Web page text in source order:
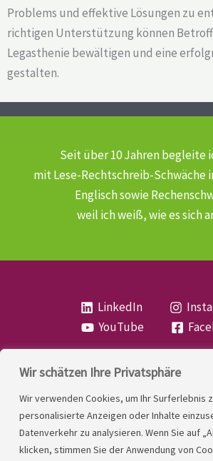
Wir schätzen Ihre Privatsphäre
Wir verwenden Cookies, um Ihr Surferlebnis
personalisierte Anzeigen oder Inhalte
Datenverkehr zu analysieren. Wenn Sie auf
klicken, stimmen Sie der Anwendung von
Problems und effektive Lösungen zu
richtigen Unterstützung können
Legasthenie bewältigen und eine
gestalten.
Seit über 10 Jahren begleite
mit Lese-Rechtschreib-Schwäche
Englisch sowie
weil ich weiß, wie es sich
LinkedIn
YouTube
LINDNER. 2026 | Powered by
Kontakt